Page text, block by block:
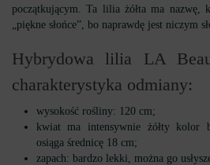
początkującym. Ta lilia żółta ma
„piękne słońce”, bo naprawdę jest niczym
Hybrydowa lilia LA
charakterystyka odmiany:
wysokość rośliny: 120 cm;
kwiat ma intensywnie żółty kolor
osiąga średnicę 18 cm;
zapach: bardzo lekki, można go